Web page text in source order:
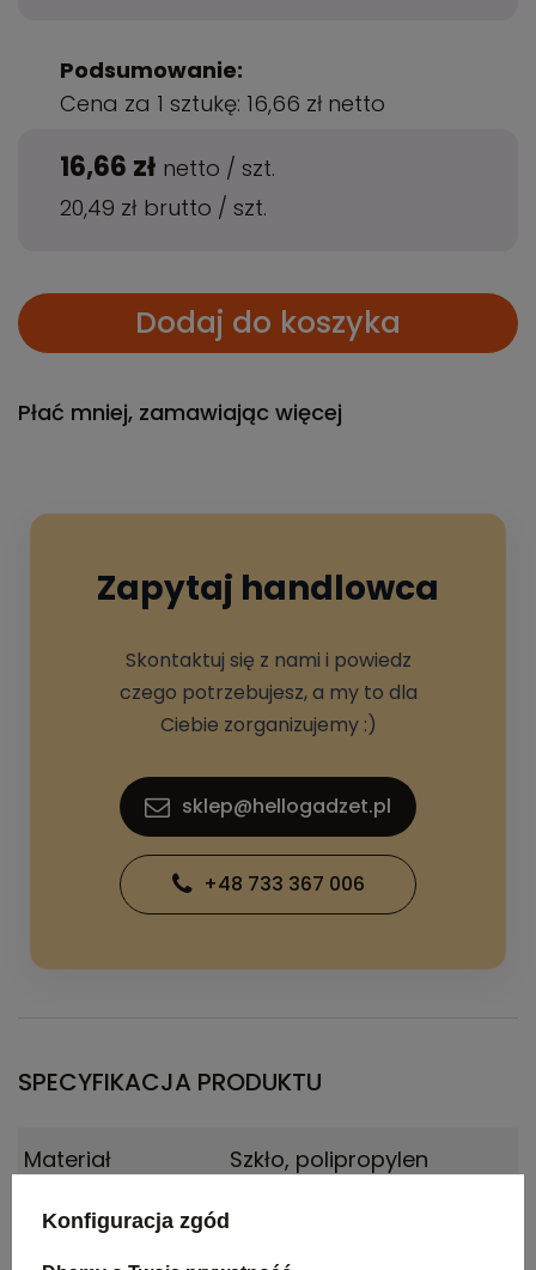
Podsumowanie:
Cena za 1 sztukę: 16,66 zł netto
16,66 zł netto / szt.
20,49 zł brutto / szt.
Dodaj do koszyka
Płać mniej, zamawiając więcej
Zapytaj handlowca
Skontaktuj się z nami i powiedz
czego potrzebujesz, a my to dla
Ciebie zorganizujemy :)
sklep@hellogadzet.pl
+48 733 367 006
SPECYFIKACJA PRODUKTU
Materiał Szkło, polipropylen
Kraj
Konfiguracja zgód